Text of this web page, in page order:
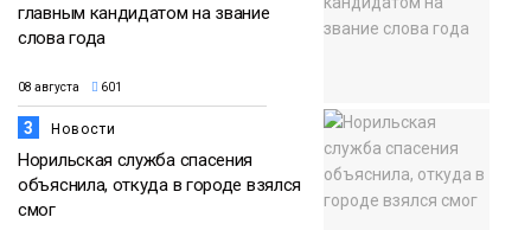
главным кандидатом на звание
слова года
08 августа 601
3 Новости
Норильская служба спасения
объяснила, откуда в городе взялся
смог